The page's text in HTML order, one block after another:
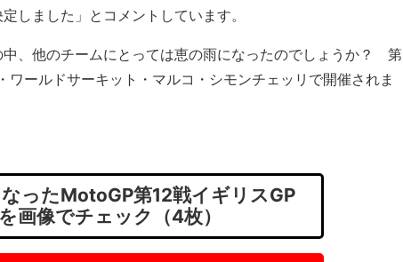
しました」とコメントしています。
、他のチームにとっては恵の雨になったのでしょうか？ 第
ワールドサーキット・マルコ・シモンチェッリで開催されま
ったMotoGP第12戦イギリスGP
を画像でチェック（4枚）